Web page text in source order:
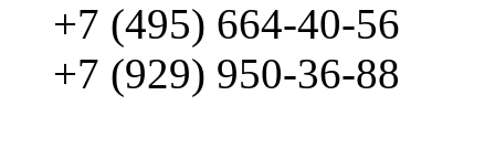
+7 (495) 664-40-56
+7 (929) 950-36-88